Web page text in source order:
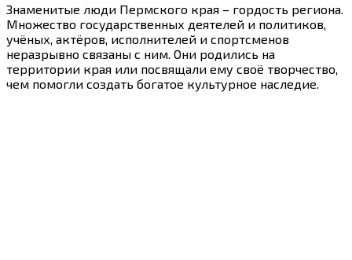
Знаменитые люди Пермского края – гордость региона.
Множество государственных деятелей и политиков,
учёных, актёров, исполнителей и спортсменов
неразрывно связаны с ним. Они родились на
территории края или посвящали ему своё творчество,
чем помогли создать богатое культурное наследие.